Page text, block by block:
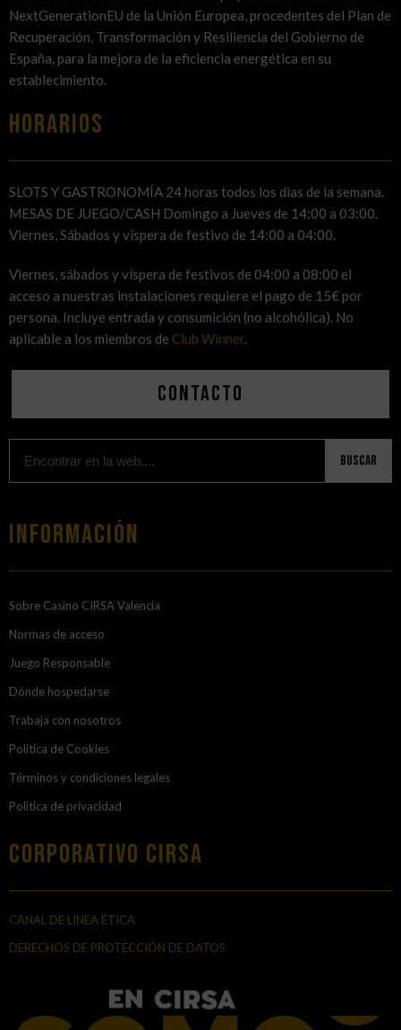
NextGenerationEU de la Unión Europea, procedentes del Plan de
Recuperación, Transformación y Resiliencia del Gobierno de
España, para la mejora de la eficiencia energética en su
establecimiento.
HORARIOS
SLOTS Y GASTRONOMÍA 24 horas todos los dias de la semana.
MESAS DE JUEGO/CASH Domingo a Jueves de 14:00 a 03:00.
Viernes, Sábados y víspera de festivo de 14:00 a 04:00.
Viernes, sábados y víspera de festivos de 04:00 a 08:00 el
acceso a nuestras instalaciones requiere el pago de 15€ por
persona. Incluye entrada y consumición (no alcohólica). No
aplicable a los miembros de Club Winner.
Contacto
Buscar
Información
Sobre Casino CIRSA Valencia
Normas de acceso
Juego Responsable
Dónde hospedarse
Trabaja con nosotros
Política de Cookies
Términos y condiciones legales
Política de privacidad
Corporativo Cirsa
CANAL DE LÍNEA ÉTICA
DERECHOS DE PROTECCIÓN DE DATOS